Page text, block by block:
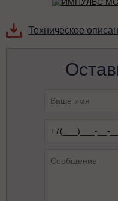
Техническое